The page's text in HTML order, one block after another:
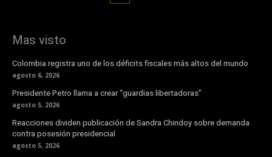
Mas visto
Colombia registra uno de los déficits fiscales más altos del mundo
agosto 6, 2026
Presidente Petro llama a crear “guardias libertadoras”
agosto 5, 2026
Reacciones dividen publicación de Sandra Chindoy sobre demanda
contra posesión presidencial
agosto 5, 2026